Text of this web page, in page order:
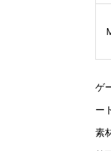
ゲ
ー
素